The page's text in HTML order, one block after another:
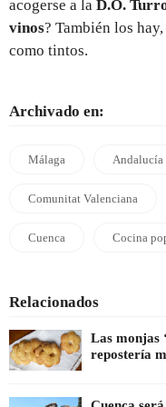
acogerse a la D.O.
vinos? También los hay,
como tintos.
Archivado en:
Málaga Andalucía
Comunitat Valenciana
Cuenca Cocina
Relacionados
Las monjas
repostería